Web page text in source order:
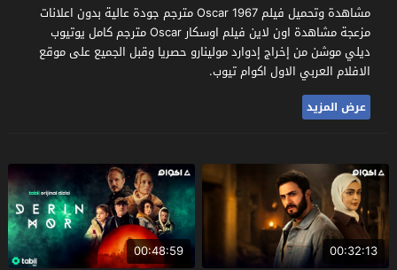
مشاهدة وتحميل فيلم Oscar 1967 مترجم جودة عالية بدون اعلانات
مزعجة مشاهدة اون لاين فيلم اوسكار Oscar مترجم كامل يوتيوب
ديلي موشن من إخراج إدوارد مولينارو حصريا وقبل الجميع على موقع
الافلام العربي الاول اكوام تيوب.
عرض المزيد
00:32:13
00:48:59